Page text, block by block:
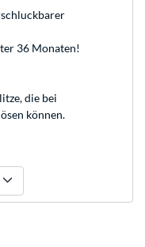
36 Monaten!
die bei
können.